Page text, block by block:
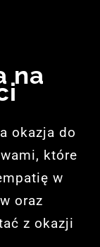
na
okazja do
które
w
oraz
z okazji